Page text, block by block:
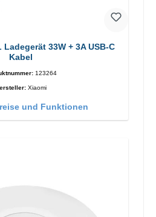
33W + 3A USB-C
Kabel
123264
Xiaomi
und Funktionen